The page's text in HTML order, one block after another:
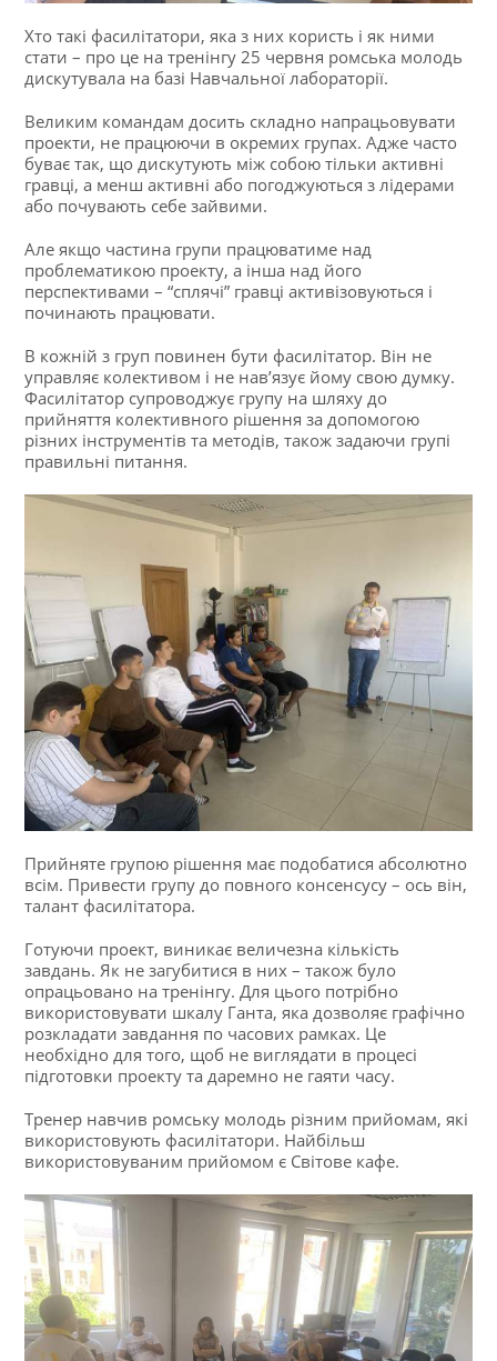
Хто такі фасилітатори, яка з них користь і як ними
стати – про це на тренінгу 25 червня ромська молодь
дискутувала на базі Навчальної лабораторії.
Великим командам досить складно напрацьовувати
проекти, не працюючи в окремих групах. Адже часто
буває так, що дискутують між собою тільки активні
гравці, а менш активні або погоджуються з лідерами
або почувають себе зайвими.
Але якщо частина групи працюватиме над
проблематикою проекту, а інша над його
перспективами – “сплячі” гравці активізовуються і
починають працювати.
В кожній з груп повинен бути фасилітатор. Він не
управляє колективом і не нав’язує йому свою думку.
Фасилітатор супроводжує групу на шляху до
прийняття колективного рішення за допомогою
різних інструментів та методів, також задаючи групі
правильні питання.
Прийняте групою рішення має подобатися абсолютно
всім. Привести групу до повного консенсусу – ось він,
талант фасилітатора.
Готуючи проект, виникає величезна кількість
завдань. Як не загубитися в них – також було
опрацьовано на тренінгу. Для цього потрібно
використовувати шкалу Ганта, яка дозволяє графічно
розкладати завдання по часових рамках. Це
необхідно для того, щоб не виглядати в процесі
підготовки проекту та даремно не гаяти часу.
Тренер навчив ромську молодь різним прийомам, які
використовують фасилітатори. Найбільш
використовуваним прийомом є Світове кафе.